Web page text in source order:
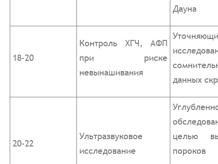
Дауна
18-20
Контроль ХГЧ, АФП
при риске
невынашивания
данных
20-22
Ультразвуковое
исследование
целью
пороков